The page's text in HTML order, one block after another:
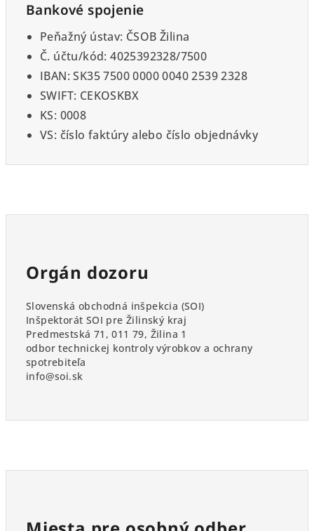
Bankové spojenie
Peňažný ústav: ČSOB Žilina
Č. účtu/kód: 4025392328/7500
IBAN: SK35 7500 0000 0040 2539 2328
SWIFT: CEKOSKBX
KS: 0008
VS: číslo faktúry alebo číslo objednávky
Orgán dozoru
Slovenská obchodná inšpekcia (SOI)
Inšpektorát SOI pre Žilinský kraj
Predmestská 71, 011 79, Žilina 1
odbor technickej kontroly výrobkov a ochrany
spotrebiteľa
info@soi.sk